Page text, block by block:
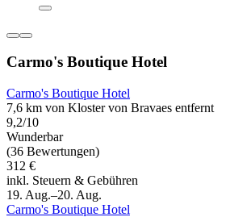
Carmo's Boutique Hotel
Carmo's Boutique Hotel
7,6 km von Kloster von Bravaes entfernt
9,2/10
Wunderbar
(36 Bewertungen)
312 €
inkl. Steuern & Gebühren
19. Aug.–20. Aug.
Carmo's Boutique Hotel